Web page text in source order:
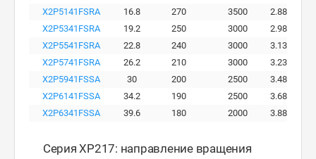
X2P5141FSRA
16.8 270 3500 2.88
X2P5341FSRA
19.2 250 3000 2.98
X2P5541FSRA
22.8 240 3000 3.13
X2P5741FSRA
26.2 210 3000 3.23
X2P5941FSSA
30 200 2500 3.48
X2P6141FSSA
34.2 190 2500 3.68
X2P6341FSSA
39.6 180 2000 3.88
Серия XP217: направление вращения